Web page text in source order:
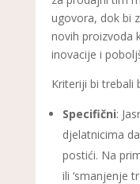
ugovora, dok bi
novih proizvoda
inovacije i
Kriteriji bi trebali
Specifični:
djelatnicima
postići. Na
ili ‘smanjenje